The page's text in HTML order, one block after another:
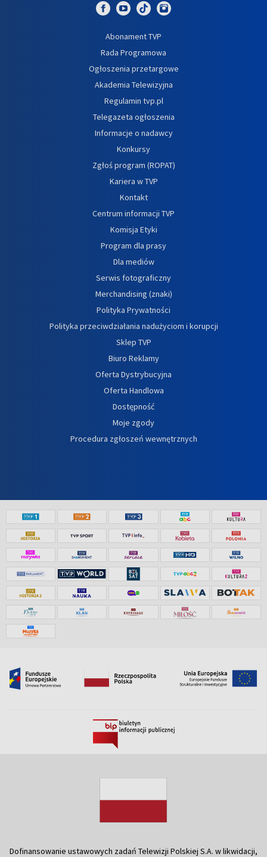
Abonament TVP
Rada Programowa
Ogłoszenia przetargowe
Akademia Telewizyjna
Regulamin tvp.pl
Telegazeta ogłoszenia
Informacje o nadawcy
Konkursy
Zgłoś program (ROPAT)
Kariera w TVP
Kontakt
Centrum informacji TVP
Komisja Etyki
Program dla prasy
Dla mediów
Serwis fotograficzny
Merchandising (znaki)
Polityka Prywatności
Polityka przeciwdziałania nadużyciom i korupcji
Sklep TVP
Biuro Reklamy
Oferta Dystrybucyjna
Oferta Handlowa
Dostępność
Moje zgody
Procedura zgłoszeń wewnętrznych
Dofinansowanie ustawowych zadań Telewizji Polskiej S.A. w likwidacji,